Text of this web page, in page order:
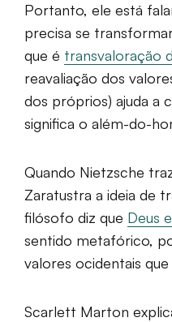
Portanto, ele está
precisa se
que é transvaloração
reavaliação dos
dos próprios) ajuda a
significa o além-do-
Quando Nietzsche
Zaratustra a ideia de
filósofo diz que Deus
sentido metafórico,
valores ocidentais
Scarlett Marton